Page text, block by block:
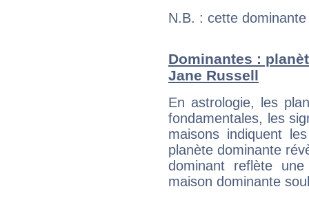
N.B. : cette
Dominantes :
Jane Russell
En astrologie, les
fondamentales, les
maisons indiquent
planète dominante
dominant reflète
maison dominante